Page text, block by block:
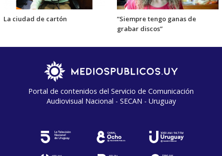
La ciudad de cartón
“Siempre tengo ganas de
grabar discos”
Portal de contenidos del Servicio de Comunicación
Audiovisual Nacional - SECAN - Uruguay